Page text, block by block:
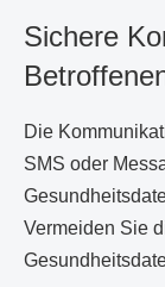
Sichere
Die
SMS oder
Vermeiden Sie